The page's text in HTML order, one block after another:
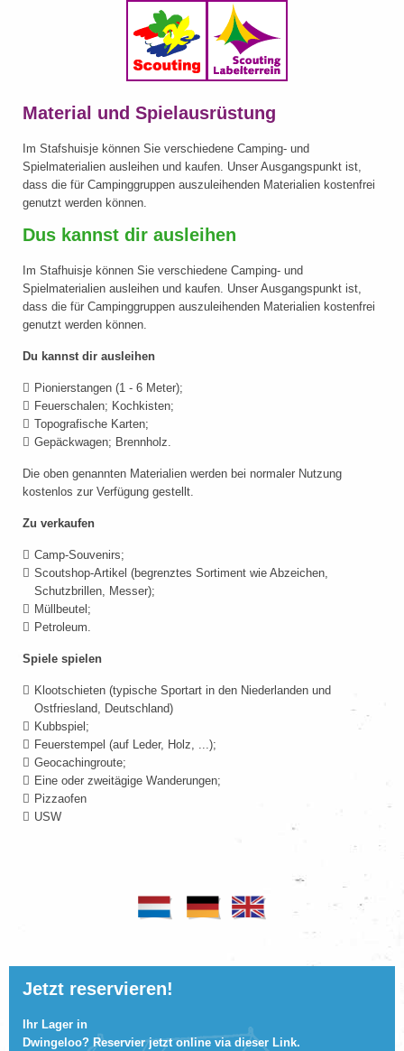
Material und Spielausrüstung
Im Stafshuisje können Sie verschiedene Camping- und
Spielmaterialien ausleihen und kaufen. Unser Ausgangspunkt ist,
dass die für Campinggruppen auszuleihenden Materialien kostenfrei
genutzt werden können.
Dus kannst dir ausleihen
Im Stafhuisje können Sie verschiedene Camping- und
Spielmaterialien ausleihen und kaufen. Unser Ausgangspunkt ist,
dass die für Campinggruppen auszuleihenden Materialien kostenfrei
genutzt werden können.
Du kannst dir ausleihen
Pionierstangen (1 - 6 Meter);
Feuerschalen; Kochkisten;
Topografische Karten;
Gepäckwagen; Brennholz.
Die oben genannten Materialien werden bei normaler Nutzung
kostenlos zur Verfügung gestellt.
Zu verkaufen
Camp-Souvenirs;
Scoutshop-Artikel (begrenztes Sortiment wie Abzeichen,
Schutzbrillen, Messer);
Müllbeutel;
Petroleum.
Spiele spielen
Klootschieten (typische Sportart in den Niederlanden und
Ostfriesland, Deutschland)
Kubbspiel;
Feuerstempel (auf Leder, Holz, ...);
Geocachingroute;
Eine oder zweitägige Wanderungen;
Pizzaofen
USW
Jetzt reservieren!
Ihr Lager in
Dwingeloo? Reservier jetzt online via dieser Link.